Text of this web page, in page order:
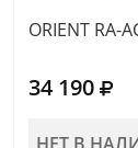
ORIENT RA-
34 190